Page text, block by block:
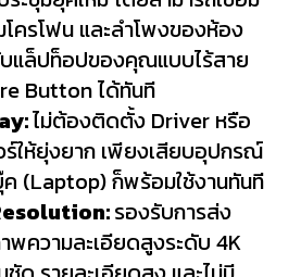
ครโฟน และลำโพงของห้อง
บแล็ปท็อปของคุณแบบไร้สาย
Button ได้ทันที
ไม่ต้องติดตั้ง Driver หรือ
ให้ยุ่งยาก เพียงเสียบอุปกรณ์
ค (Laptop) ก็พร้อมใช้งานทันที
รองรับการส่ง
วามละเอียดสูงระดับ 4K